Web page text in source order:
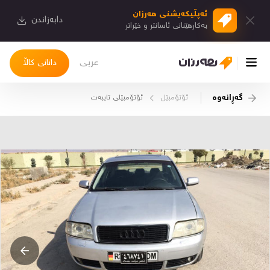
ئەپڵیكەیشنی هەرزان
بەكارهێنانی ئاسانتر و خێراتر دابەزاندن
دانانی کاڵا عربی
کاڵاکانم
دیاریکراوەکانم
دوا بینراوەکان
چات
گەڕانەوە ئۆتۆمبێل ئۆتۆمبێلی تایبه‌ت